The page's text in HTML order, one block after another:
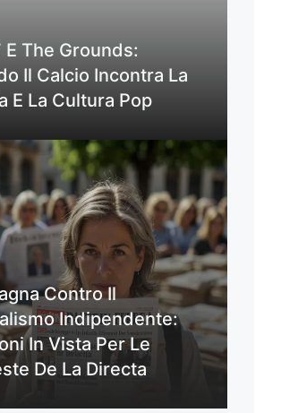
E The Grounds:
Il Calcio Incontra La
E La Cultura Pop
Contro Il
Indipendente:
In Vista Per Le
De La Directa